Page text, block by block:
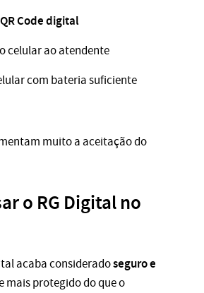
QR Code digital
celular ao atendente
com bateria suficiente
muito a aceitação do
o RG Digital no
acaba consideradoseguro e
mais protegido do que o